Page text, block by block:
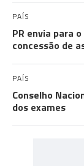
PAÍS
PR envia para
concessão de
PAÍS
Conselho
dos exames